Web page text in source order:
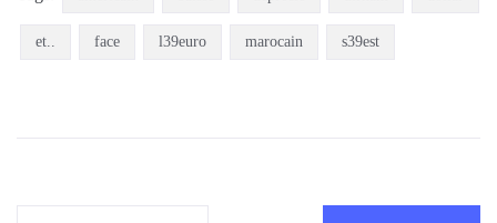
et.. face l39euro marocain s39est